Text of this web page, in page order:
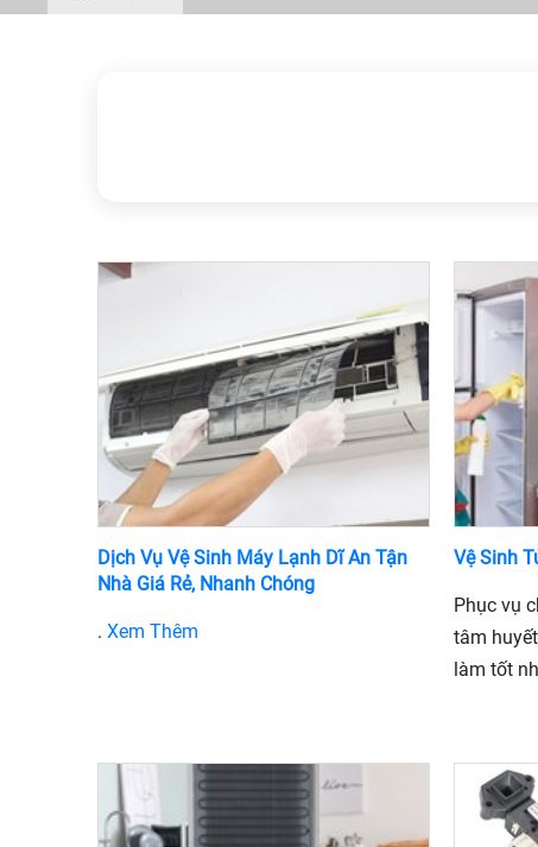
Dịch Vụ Vệ Sinh Máy Lạnh Dĩ An Tận
Nhà Giá Rẻ, Nhanh Chóng
. Xem Thêm
Vệ Sinh
Phục vụ
tâm
làm tốt